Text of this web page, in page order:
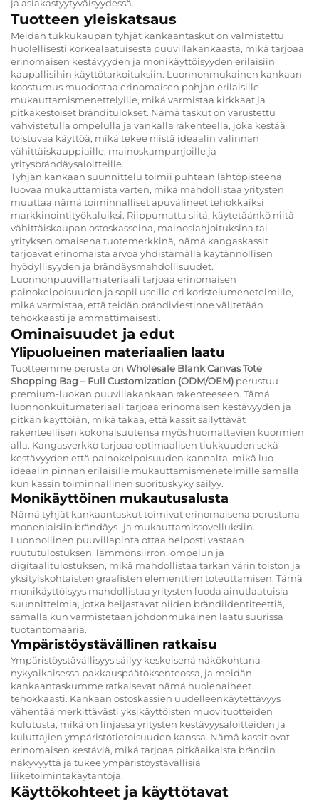
ja asiakastyytyväisyydessä.
Tuotteen yleiskatsaus
Meidän tukkukaupan tyhjät kankaantaskut on valmistettu
huolellisesti korkealaatuisesta puuvillakankaasta, mikä tarjoaa
erinomaisen kestävyyden ja monikäyttöisyyden erilaisiin
kaupallisihin käyttötarkoituksiin. Luonnonmukainen kankaan
koostumus muodostaa erinomaisen pohjan erilaisille
mukauttamismenettelyille, mikä varmistaa kirkkaat ja
pitkäkestoiset bränditulokset. Nämä taskut on varustettu
vahvistetulla ompelulla ja vankalla rakenteella, joka kestää
toistuvaa käyttöä, mikä tekee niistä ideaalin valinnan
vähittäiskauppiaille, mainoskampanjoille ja
yritysbrändäysaloitteille.
Tyhjän kankaan suunnittelu toimii puhtaan lähtöpisteenä
luovaa mukauttamista varten, mikä mahdollistaa yritysten
muuttaa nämä toiminnalliset apuvälineet tehokkaiksi
markkinointityökaluiksi. Riippumatta siitä, käytetäänkö niitä
vähittäiskaupan ostoskasseina, mainoslahjoituksina tai
yrityksen omaisena tuotemerkkinä, nämä kangaskassit
tarjoavat erinomaista arvoa yhdistämällä käytännöllisen
hyödyllisyyden ja brändäysmahdollisuudet.
Luonnonpuuvillamateriaali tarjoaa erinomaisen
painokelpoisuuden ja sopii useille eri koristelumenetelmille,
mikä varmistaa, että teidän brändiviestinne välitetään
tehokkaasti ja ammattimaisesti.
Ominaisuudet ja edut
Ylipuolueinen materiaalien laatu
Tuotteemme perusta on Wholesale Blank Canvas Tote
Shopping Bag – Full Customization (ODM/OEM) perustuu
premium-luokan puuvillakankaan rakenteeseen. Tämä
luonnonkuitumateriaali tarjoaa erinomaisen kestävyyden ja
pitkän käyttöiän, mikä takaa, että kassit säilyttävät
rakenteellisen kokonaisuutensa myös huomattavien kuormien
alla. Kangasverkko tarjoaa optimaalisen tiukkuuden sekä
kestävyyden että painokelpoisuuden kannalta, mikä luo
ideaalin pinnan erilaisille mukauttamismenetelmille samalla
kun kassin toiminnallinen suorituskyky säilyy.
Monikäyttöinen mukautusalusta
Nämä tyhjät kankaantaskut toimivat erinomaisena perustana
monenlaisiin brändäys- ja mukauttamissovelluksiin.
Luonnollinen puuvillapinta ottaa helposti vastaan
ruututulostuksen, lämmönsiirron, ompelun ja
digitaalitulostuksen, mikä mahdollistaa tarkan värin toiston ja
yksityiskohtaisten graafisten elementtien toteuttamisen. Tämä
monikäyttöisyys mahdollistaa yritysten luoda ainutlaatuisia
suunnittelmia, jotka heijastavat niiden brändiidentiteettiä,
samalla kun varmistetaan johdonmukainen laatu suurissa
tuotantomääriä.
Ympäristöystävällinen ratkaisu
Ympäristöystävällisyys säilyy keskeisenä näkökohtana
nykyaikaisessa pakkauspäätöksenteossa, ja meidän
kankaantaskumme ratkaisevat nämä huolenaiheet
tehokkaasti. Kankaan ostoskassien uudelleenkäytettävyys
vähentää merkittävästi yksikäyttöisten muovituotteiden
kulutusta, mikä on linjassa yritysten kestävyysaloitteiden ja
kuluttajien ympäristötietoisuuden kanssa. Nämä kassit ovat
erinomaisen kestäviä, mikä tarjoaa pitkäaikaista brändin
näkyvyyttä ja tukee ympäristöystävällisiä
liiketoimintakäytäntöjä.
Käyttökohteet ja käyttötavat